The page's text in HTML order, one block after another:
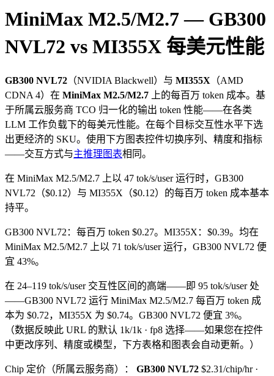
MiniMax M2.5/M2.7 — GB300
NVL72 vs MI355X 每美元性能
GB300 NVL72 （NVIDIA Blackwell）与 MI355X （AMD
CDNA 4）在 MiniMax M2.5/M2.7 上的每百万 token 成本。基
于所属云服务商 TCO 归一化的输出 token 性能——在各类
LLM 工作负载下的每美元性能。在每个目标交互性水平下选
出更经济的 SKU。使用下方图表控件切换序列、精度和指标
——交互方式与主推理图表相同。
在 MiniMax M2.5/M2.7 上以 47 tok/s/user 运行时，GB300
NVL72（$0.12）与 MI355X（$0.12）的每百万 token 成本基本
持平。
GB300 NVL72：每百万 token $0.27。MI355X：$0.39。均在
MiniMax M2.5/M2.7 上以 71 tok/s/user 运行，GB300 NVL72 便
宜 43%。
在 24–119 tok/s/user 交互性区间的高端——即 95 tok/s/user 处
——GB300 NVL72 运行 MiniMax M2.5/M2.7 每百万 token 成
本为 $0.72，MI355X 为 $0.74。GB300 NVL72 便宜 3%。
（数据反映此 URL 的默认 1k/1k · fp8 选择——如果您在控件
中更改序列、精度或模型，下方表格和图表会自动更新。）
Chip 定价（所属云服务商）： GB300 NVL72 $2.31/chip/hr·